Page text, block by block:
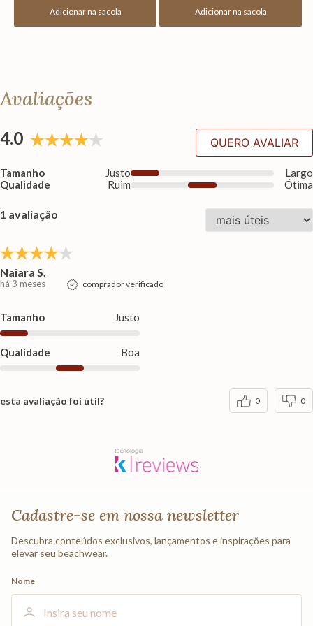
Adicionar na sacola Adicionar na sacola
Avaliações
4.0
Tamanho Justo
Largo
Qualidade
Ruim Ótima
QUERO AVALIAR
1 avaliação
Naiara S.
há 3 meses comprador verificado
Tamanho Justo
Qualidade Boa
esta avaliação foi útil? 0 0
Cadastre-se em nossa newsletter
Descubra conteúdos exclusivos, lançamentos e inspirações para
elevar seu beachwear.
Nome